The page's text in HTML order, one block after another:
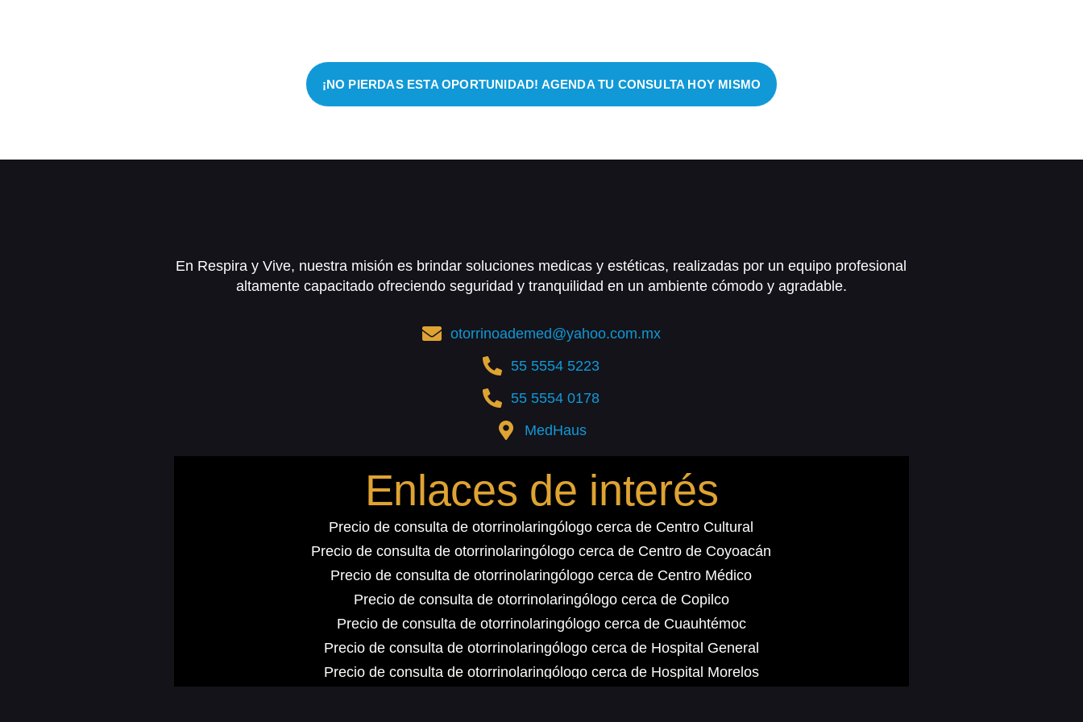
¡NO PIERDAS ESTA OPORTUNIDAD! AGENDA TU CONSULTA HOY MISMO
En Respira y Vive, nuestra misión es brindar soluciones medicas y estéticas, realizadas por un equipo profesional
altamente capacitado ofreciendo seguridad y tranquilidad en un ambiente cómodo y agradable.
otorrinoademed@yahoo.com.mx
55 5554 5223
55 5554 0178
MedHaus
Enlaces de interés
Precio de consulta de otorrinolaringólogo cerca de Centro Cultural
Precio de consulta de otorrinolaringólogo cerca de Centro de Coyoacán
Precio de consulta de otorrinolaringólogo cerca de Centro Médico
Precio de consulta de otorrinolaringólogo cerca de Copilco
Precio de consulta de otorrinolaringólogo cerca de Cuauhtémoc
Precio de consulta de otorrinolaringólogo cerca de Hospital General
Precio de consulta de otorrinolaringólogo cerca de Hospital Morelos